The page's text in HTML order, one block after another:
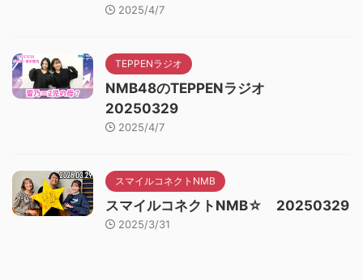
2025/4/7
TEPPENラジオ
NMB48のTEPPENラジオ
20250329
2025/4/7
スマイルコネクトNMB
スマイルコネクトNMB☆ 20250329
2025/3/31